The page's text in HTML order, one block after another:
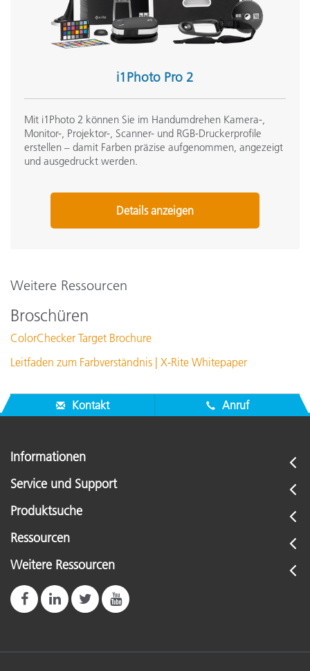
i1Photo Pro 2
Mit i1Photo 2 können Sie im Handumdrehen Kamera-,
Monitor-, Projektor-, Scanner- und RGB-Druckerprofile
erstellen – damit Farben präzise aufgenommen, angezeigt
und ausgedruckt werden.
Details anzeigen
Weitere Ressourcen
Broschüren
ColorChecker Target Brochure
Leitfaden zum Farbverständnis | X-Rite Whitepaper
Kontakt Anruf
Informationen
Service und Support
Produktsuche
Ressourcen
Weitere Ressourcen